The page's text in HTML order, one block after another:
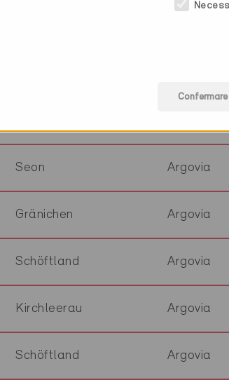
Seon Argovia
Gränichen Argovia
Schöftland Argovia
Kirchleerau Argovia
Schöftland Argovia